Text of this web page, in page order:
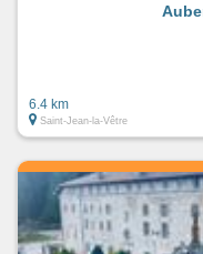
6.4 km
Saint-Jean-la-Vêtre